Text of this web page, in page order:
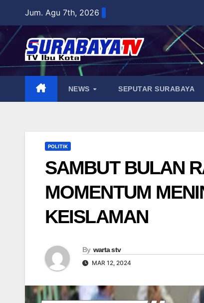
content
Jum. Agu 7th, 2026
NEWS SEPUTAR SURABAYA
POLITIK
SAMBUT BULAN
MOMENTUM
KEISLAMAN
By warta stv
MAR 12, 2024